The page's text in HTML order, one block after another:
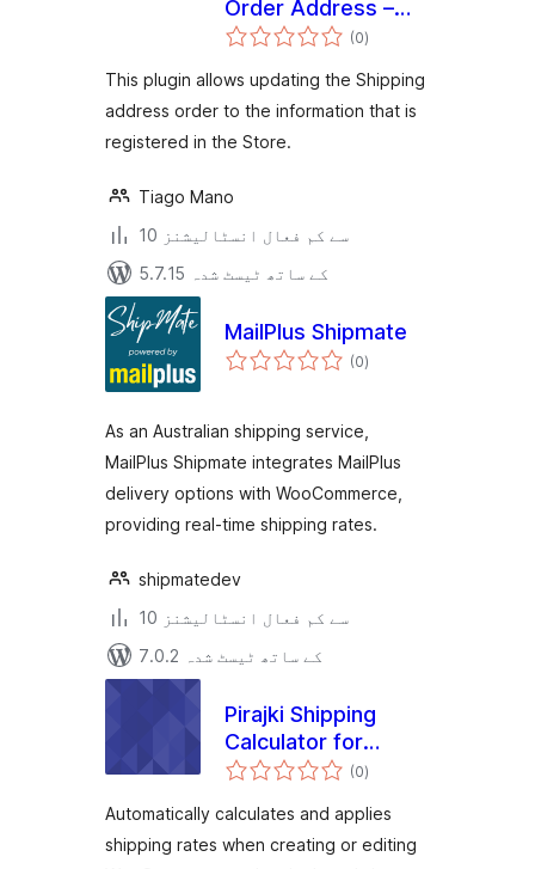
Order Address –
WC Pickup Store
(0مجموعی
درجہ
)
This plugin allows updating the Shipping
address order to the information that is
registered in the Store.
Tiago Mano
10 سے کم فعال انسٹالیشنز
5.7.15 کے ساتھ ٹیسٹ شدہ
MailPlus Shipmate
(0مجموعی
درجہ
)
As an Australian shipping service,
MailPlus Shipmate integrates MailPlus
delivery options with WooCommerce,
providing real-time shipping rates.
shipmatedev
10 سے کم فعال انسٹالیشنز
7.0.2 کے ساتھ ٹیسٹ شدہ
Pirajki Shipping
Calculator for
WooCommerce
(0مجموعی
درجہ
)
Automatically calculates and applies
shipping rates when creating or editing